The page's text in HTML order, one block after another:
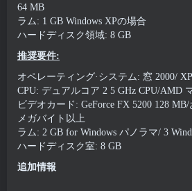
64 MB
ラム: 1 GB Windows XPの場合
ハードディスク領域: 8 GB
推奨要件:
オペレーティング·システム: 窓 2000/
CPU: デュアルコア 2 5 GHz CPU/AMD
ビデオカード: GeForce FX 5200 128 MB/
メガバイト以上
ラム: 2 GB for Windows パノラマ/ 3
ハードディスク室: 8 GB
追加情報